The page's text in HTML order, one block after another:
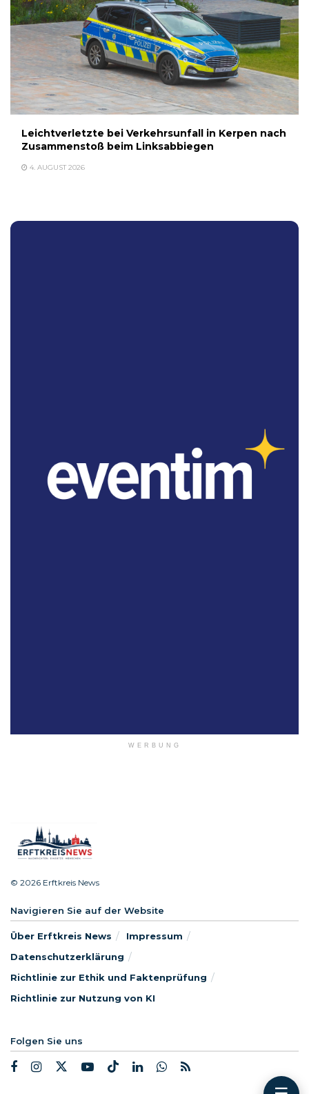
Leichtverletzte bei Verkehrsunfall in Kerpen nach
Zusammenstoß beim Linksabbiegen
4. AUGUST 2026
WERBUNG
© 2026 Erftkreis News
Navigieren Sie auf der Website
Über Erftkreis News
Impressum
Datenschutzerklärung
Richtlinie zur Ethik und Faktenprüfung
Richtlinie zur Nutzung von KI
Folgen Sie uns